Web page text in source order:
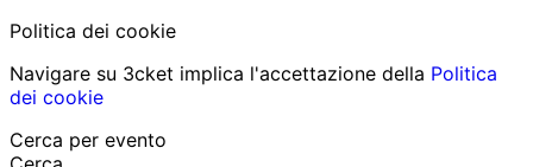
Politica dei cookie
Navigare su 3cket implica l'accettazione della Politica
dei cookie
Cerca per evento